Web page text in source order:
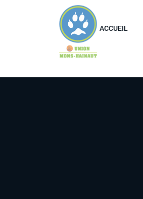
ACCUEIL
: Trying to access array offset on value of type bool in